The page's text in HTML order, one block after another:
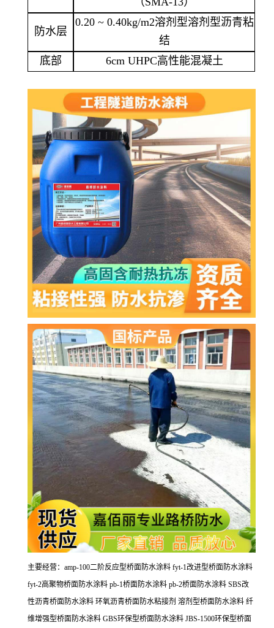
防水层
0.20 ~ 0.40kg/m2溶剂型溶剂型沥青粘
结
底部
6cm UHPC高性能混凝土
主要经营：amp-100二阶反应型桥面防水涂料 fyt-1改进型桥面防水涂料
fyt-2高聚物桥面防水涂料 pb-1桥面防水涂料 pb-2桥面防水涂料 SBS改
性沥青桥面防水涂料 环氧沥青桥面防水粘接剂 溶剂型桥面防水涂料 纤
维增强型桥面防水涂料 GBS环保型桥面防水涂料 JBS-1500环保型桥面